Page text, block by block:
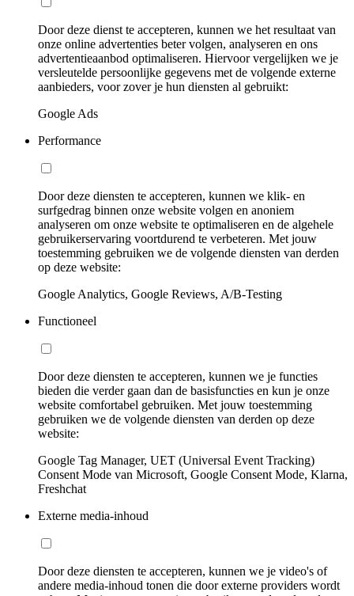
Door deze dienst te accepteren, kunnen we het resultaat van
onze online advertenties beter volgen, analyseren en ons
advertentieaanbod optimaliseren. Hiervoor vergelijken we je
versleutelde persoonlijke gegevens met de volgende externe
aanbieders, voor zover je hun diensten al gebruikt:
Google Ads
Performance
Door deze diensten te accepteren, kunnen we klik- en
surfgedrag binnen onze website volgen en anoniem
analyseren om onze website te optimaliseren en de algehele
gebruikerservaring voortdurend te verbeteren. Met jouw
toestemming gebruiken we de volgende diensten van derden
op deze website:
Google Analytics, Google Reviews, A/B-Testing
Functioneel
Door deze diensten te accepteren, kunnen we je functies
bieden die verder gaan dan de basisfuncties en kun je onze
website comfortabel gebruiken. Met jouw toestemming
gebruiken we de volgende diensten van derden op deze
website:
Google Tag Manager, UET (Universal Event Tracking)
Consent Mode van Microsoft, Google Consent Mode, Klarna,
Freshchat
Externe media-inhoud
Door deze diensten te accepteren, kunnen we je video's of
andere media-inhoud tonen die door externe providers wordt